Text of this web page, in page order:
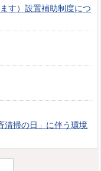
す）設置補助制度につ
清掃の日」に伴う環境